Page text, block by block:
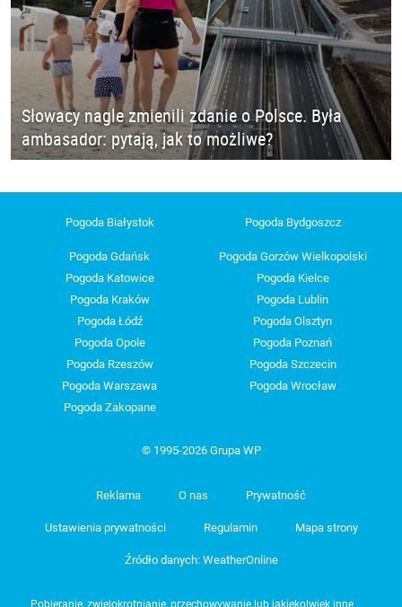
Słowacy nagle zmienili zdanie o Polsce. Była
ambasador: pytają, jak to możliwe?
Pogoda Białystok Pogoda Bydgoszcz
Pogoda Gdańsk
Pogoda Gorzów Wielkopolski
Pogoda Katowice
Pogoda Kielce
Pogoda Kraków
Pogoda Lublin
Pogoda Łódź
Pogoda Olsztyn
Pogoda Opole
Pogoda Poznań
Pogoda Rzeszów
Pogoda Szczecin
Pogoda Warszawa
Pogoda Wrocław
Pogoda Zakopane
© 1995-2026 Grupa WP
Reklama O nas Prywatność
Ustawienia prywatności Regulamin Mapa strony
Źródło danych: WeatherOnline
Pobieranie, zwielokrotnianie, przechowywanie lub jakiekolwiek inne